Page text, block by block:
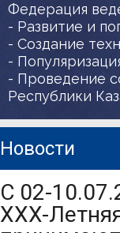
Федерация
- Развитие и
- Создание
-
- Проведение
Республики
Новости
С 02-
XXX-